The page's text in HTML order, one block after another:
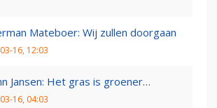
Mateboer: Wij zullen doorgaan
16, 12:03
Jansen: Het gras is groener…
16, 04:03